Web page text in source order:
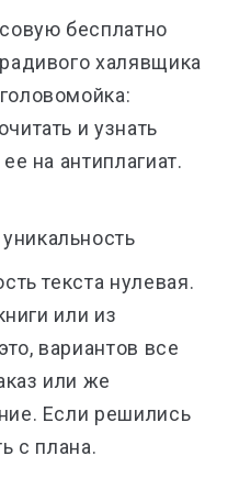
бесплатно
халявщика
и узнать
на антиплагиат.
текста нулевая.
или из
вариантов все
или же
Если решились
с плана.